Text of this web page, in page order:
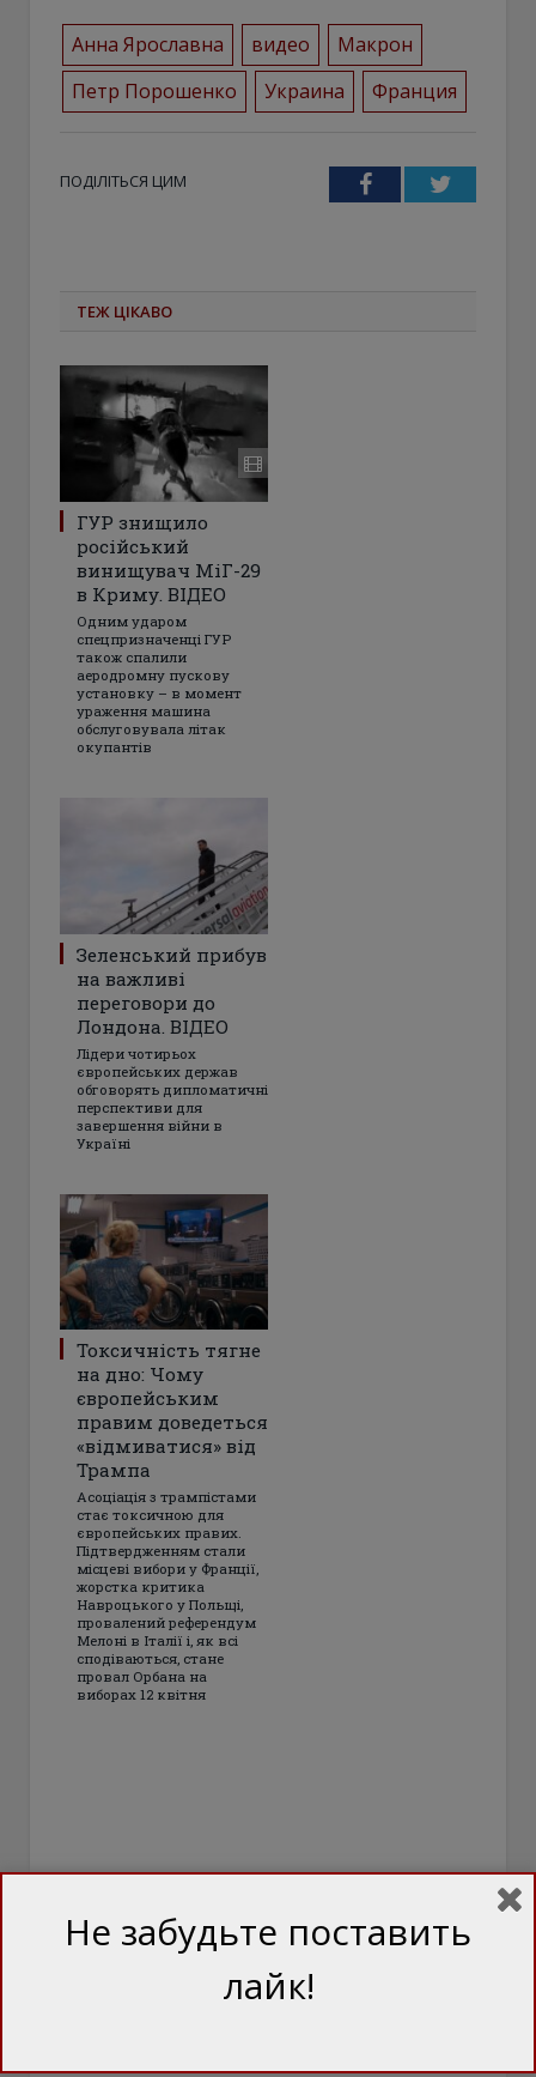
Анна Ярославна видео
Макрон
Петр Порошенко
Украина Франция
ПОДІЛІТЬСЯ ЦИМ FacebookTwitter
ТЕЖ ЦІКАВО
ГУР знищило
російський
винищувач МіГ-29
в Криму. ВІДЕО
Одним ударом
спецпризначенці ГУР
також спалили
аеродромну пускову
установку – в момент
ураження машина
обслуговувала літак
окупантів
Зеленський прибув
на важливі
переговори до
Лондона. ВІДЕО
Лідери чотирьох
європейських держав
обговорять дипломатичні
перспективи для
завершення війни в
Україні
Токсичність тягне
на дно: Чому
європейським
правим доведеться
«відмиватися» від
Трампа
Асоціація з трампістами
стає токсичною для
європейських правих.
Підтвердженням стали
місцеві вибори у Франції,
жорстка критика
Навроцького у Польщі,
провалений референдум
Мелоні в Італії і, як всі
сподіваються, стане
провал Орбана на
виборах 12 квітня
Не забудьте поставить
лайк!